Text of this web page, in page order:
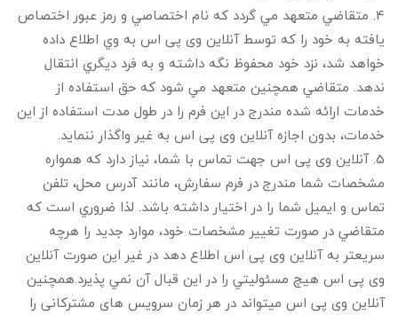
4. متقاضي متعهد مي گردد كه نام اختصاصي و رمز عبور اختصاص
يافته به خود را كه توسط آنلاین وی پی اس به وي اطلاع داده
خواهد شد، نزد خود محفوظ نگه داشته و به فرد ديگري انتقال
ندهد. متقاضي همچنين متعهد مي شود كه حق استفاده از
خدمات ارائه شده مندرج در اين فرم را در طول مدت استفاده از اين
خدمات، بدون اجازه آنلاین وی پی اس به غير واگذار ننمايد.
5. آنلاین وی پی اس جهت تماس با شما، نياز دارد كه همواره
مشخصات شما مندرج در فرم سفارش، مانند آدرس محل، تلفن
تماس و ايميل شما را در اختيار داشته باشد. لذا ضروري است كه
متقاضي در صورت تغيير مشخصات خود، موارد جديد را هرچه
سريعتر به آنلاین وی پی اس اطلاع دهد در غير اين صورت آنلاین
وی پی اس هيچ مسئوليتي را در اين قبال آن نمي پذيرد.همچنین
آنلاین وی پی اس میتواند در هر زمان سرویس های مشترکانی را